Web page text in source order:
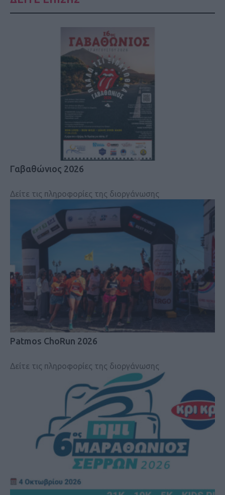
Γαβαθώνιος 2026
Δείτε τις πληροφορίες της διοργάνωσης
Patmos ChoRun 2026
Δείτε τις πληροφορίες της διοργάνωσης